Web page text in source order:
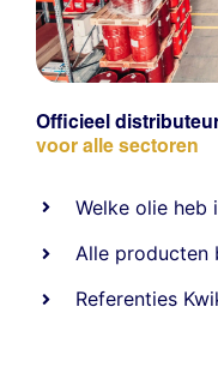
Officieel
voor alle sectoren
Welke olie heb
Alle producten
Referenties